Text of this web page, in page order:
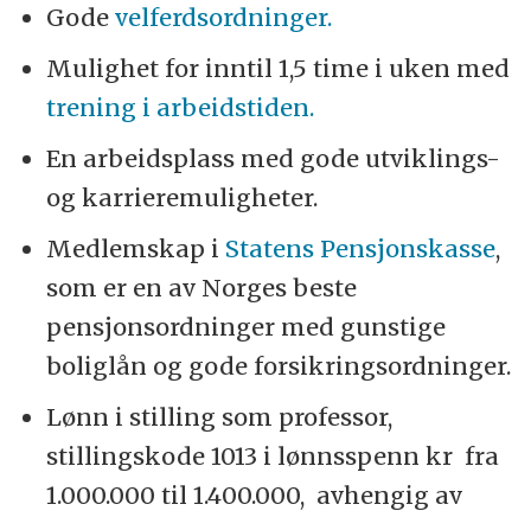
Godevelferdsordninger.
Mulighet for inntil 1,5 time i uken med
trening i arbeidstiden.
En arbeidsplass med gode utviklings-
og karrieremuligheter.
Medlemskap i Statens Pensjonskasse,
som er en av Norges beste
pensjonsordninger med gunstige
boliglån og gode forsikringsordninger.
Lønn i stilling som professor,
stillingskode 1013 i lønnsspenn kr fra
1.000.000 til 1.400.000, avhengig av